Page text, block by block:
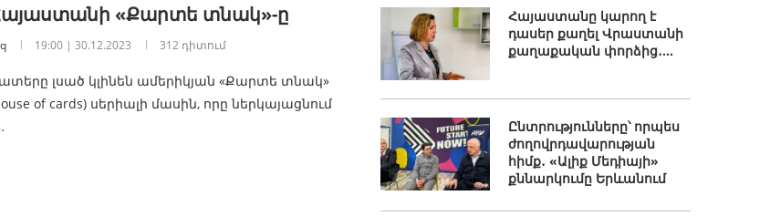
«Քարտե տնակ»-ը
19:00 | 30.12.2023 312 դիտում
լսած կլինեն ամերիկյան «Քարտե տնակ»
of cards) սերիալի մասին, որը ներկայացնում
Հայաստանը կարող է
դասեր քաղել Վրաստանի
քաղաքական փորձից․...
Ընտրությունները՝ որպես
ժողովրդավարության
հիմք․ «Ալիք Մեդիայի»
քննարկումը Երևանում